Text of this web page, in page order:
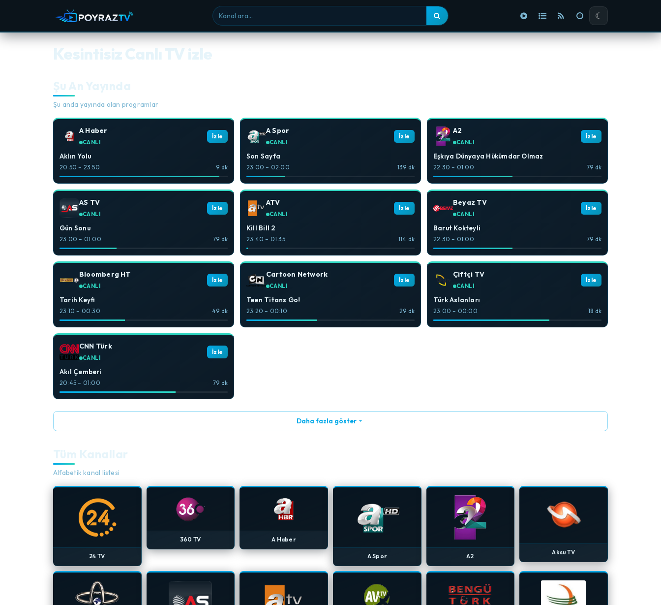
Kanal ara ☾
Kesintisiz Canlı TV izle
Şu An Yayında
Şu anda yayında olan programlar
A Haber
CANLI
İzle
Aklın Yolu
20:50 – 23:50 9 dk
A Spor
CANLI
İzle
Son Sayfa
23:00 – 02:00 139 dk
A2
CANLI
İzle
Eşkıya Dünyaya Hükümdar Olmaz
22:30 – 01:00 79 dk
AS TV
CANLI
İzle
Gün Sonu
23:00 – 01:00 79 dk
ATV
CANLI
İzle
Kill Bill 2
23:40 – 01:35 114 dk
Beyaz TV
CANLI
İzle
Barut Kokteyli
22:30 – 01:00 79 dk
Bloomberg HT
CANLI
İzle
Tarih Keyfi
23:10 – 00:30 49 dk
Cartoon Network
CANLI
İzle
Teen Titans Go!
23:20 – 00:10 29 dk
Çiftçi TV
CANLI
İzle
Türk Aslanları
23:00 – 00:00 18 dk
CNN Türk
CANLI
İzle
Akıl Çemberi
20:45 – 01:00 79 dk
Daha fazla göster
Tüm Kanallar
Alfabetik kanal listesi
24 TV
360 TV A Haber
A Spor A2
Aksu TV